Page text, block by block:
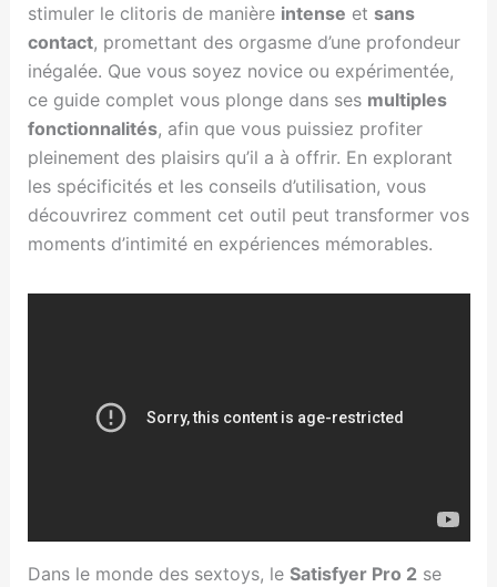
stimuler le clitoris de manière intense et sans
contact, promettant des orgasme d’une profondeur
inégalée. Que vous soyez novice ou expérimentée,
ce guide complet vous plonge dans ses multiples
fonctionnalités, afin que vous puissiez profiter
pleinement des plaisirs qu’il a à offrir. En explorant
les spécificités et les conseils d’utilisation, vous
découvrirez comment cet outil peut transformer vos
moments d’intimité en expériences mémorables.
Dans le monde des sextoys, le Satisfyer Pro 2se